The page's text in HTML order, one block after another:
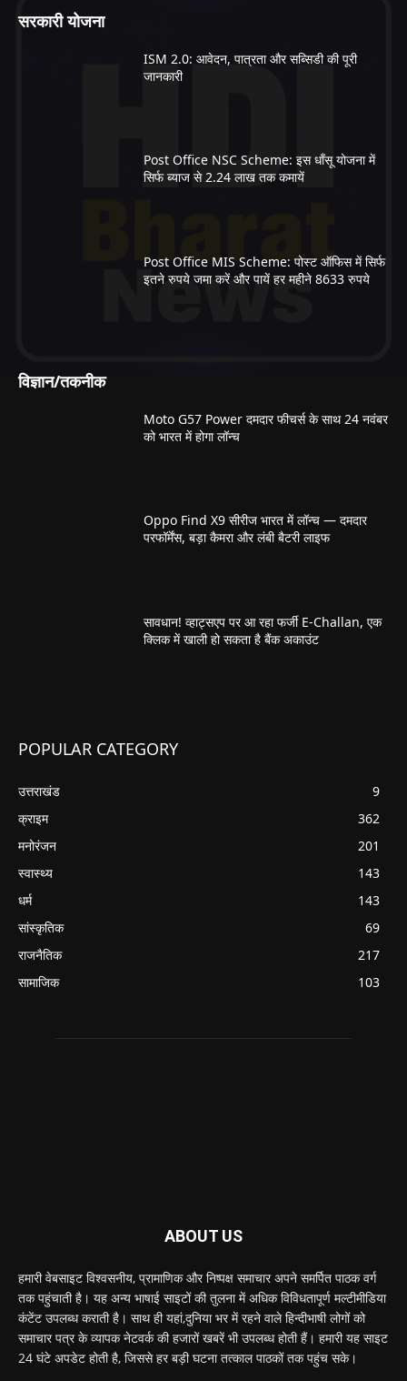
सरकारी योजना
ISM 2.0: आवेदन, पात्रता और सब्सिडी की पूरी
जानकारी
Post Office NSC Scheme: इस धाँसू योजना में
सिर्फ ब्याज से 2.24 लाख तक कमायें
Post Office MIS Scheme: पोस्ट ऑफिस में सिर्फ
इतने रुपये जमा करें और पायें हर महीने 8633 रुपये
विज्ञान/तकनीक
Moto G57 Power दमदार फीचर्स के साथ 24 नवंबर
को भारत में होगा लॉन्च
Oppo Find X9 सीरीज भारत में लॉन्च — दमदार
परफॉर्मेंस, बड़ा कैमरा और लंबी बैटरी लाइफ
सावधान! व्हाट्सएप पर आ रहा फर्जी E-Challan, एक
क्लिक में खाली हो सकता है बैंक अकाउंट
POPULAR CATEGORY
उत्तराखंड
9
क्राइम
362
मनोरंजन
201
स्वास्थ्य
143
धर्म
143
सांस्कृतिक
69
राजनैतिक
217
सामाजिक
103
ABOUT US
हमारी वेबसाइट विश्वसनीय, प्रामाणिक और निष्पक्ष समाचार अपने समर्पित पाठक वर्ग
तक पहुंचाती है। यह अन्य भाषाई साइटों की तुलना में अधिक विविधतापूर्ण मल्टीमीडिया
कंटेंट उपलब्ध कराती है। साथ ही यहां,दुनिया भर में रहने वाले हिन्दीभाषी लोगों को
समाचार पत्र के व्यापक नेटवर्क की हजारों खबरें भी उपलब्ध होती हैं। हमारी यह साइट
24 घंटे अपडेट होती है, जिससे हर बड़ी घटना तत्काल पाठकों तक पहुंच सके।